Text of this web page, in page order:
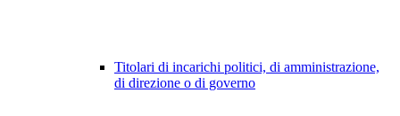
Titolari di incarichi politici, di amministrazione,
di direzione o di governo